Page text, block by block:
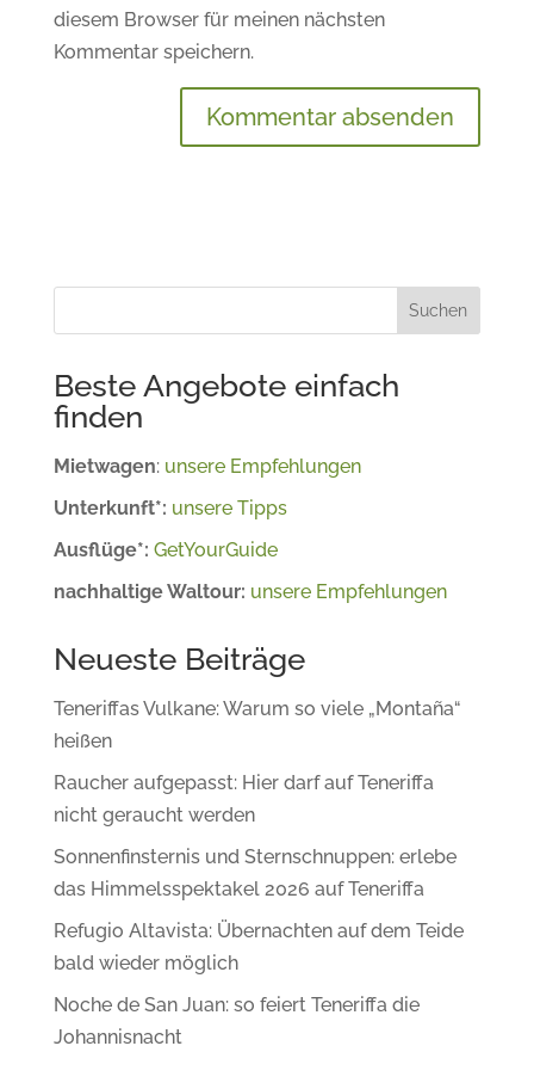
diesem Browser für meinen nächsten
Kommentar speichern.
Suchen
Beste Angebote einfach
finden
Mietwagen: unsere Empfehlungen
Unterkunft*: unsere Tipps
Ausflüge*: GetYourGuide
nachhaltige Waltour: unsere Empfehlungen
Neueste Beiträge
Teneriffas Vulkane: Warum so viele „Montaña“
heißen
Raucher aufgepasst: Hier darf auf Teneriffa
nicht geraucht werden
Sonnenfinsternis und Sternschnuppen: erlebe
das Himmelsspektakel 2026 auf Teneriffa
Refugio Altavista: Übernachten auf dem Teide
bald wieder möglich
Noche de San Juan: so feiert Teneriffa die
Johannisnacht